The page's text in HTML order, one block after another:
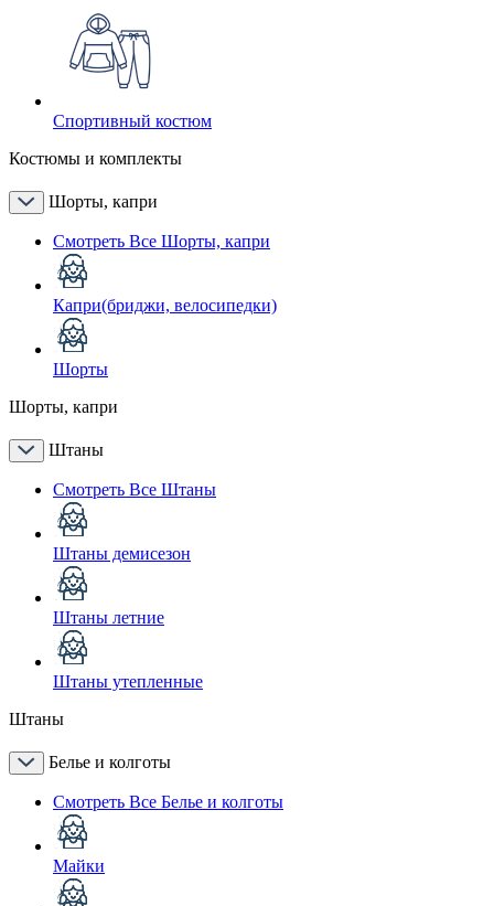
Спортивный костюм
Костюмы и комплекты
Шорты, капри
Смотреть Все Шорты, капри
Капри(бриджи, велосипедки)
Шорты
Шорты, капри
Штаны
Смотреть Все Штаны
Штаны демисезон
Штаны летние
Штаны утепленные
Штаны
Белье и колготы
Смотреть Все Белье и колготы
Майки